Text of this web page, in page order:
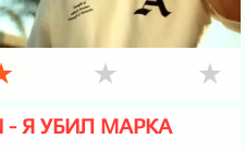
★ ★
- Я УБИЛ МАРКА